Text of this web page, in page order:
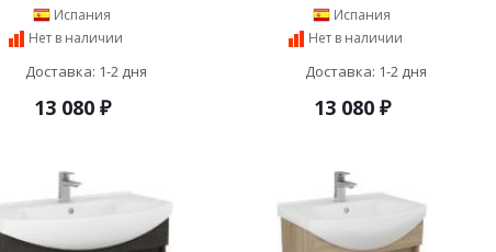
Испания
Нет в наличии
Доставка: 1-2 дня
13 080₽
Испания
Нет в наличии
Доставка: 1-2 дня
13 080₽